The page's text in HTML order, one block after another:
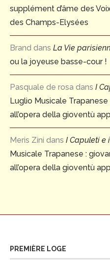
supplément d’âme des
des Champs-Elysées
Brand dans La Vie
ou la joyeuse basse-cour !
Pasquale de rosa dans I
Luglio Musicale
all’opera della gioventù
Meris Zini dans I Capuleti e
Musicale Trapanese :
all’opera della gioventù
PREMIÈRE LOGE